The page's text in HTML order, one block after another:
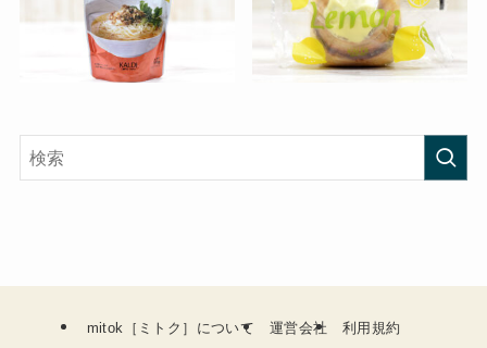
mitok［ミトク］について 運営会社 利用規約